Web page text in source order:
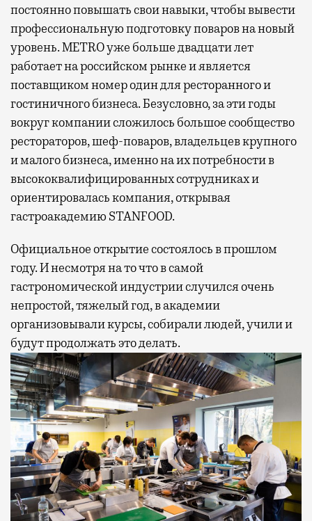
постоянно повышать свои навыки, чтобы вывести
профессиональную подготовку поваров на новый
уровень. METRO уже больше двадцати лет
работает на российском рынке и является
поставщиком номер один для ресторанного и
гостиничного бизнеса. Безусловно, за эти годы
вокруг компании сложилось большое сообщество
рестораторов, шеф-поваров, владельцев крупного
и малого бизнеса, именно на их потребности в
высококвалифицированных сотрудниках и
ориентировалась компания, открывая
гастроакадемию STANFOOD.
Официальное открытие состоялось в прошлом
году. И несмотря на то что в самой
гастрономической индустрии случился очень
непростой, тяжелый год, в академии
организовывали курсы, собирали людей, учили и
будут продолжать это делать.